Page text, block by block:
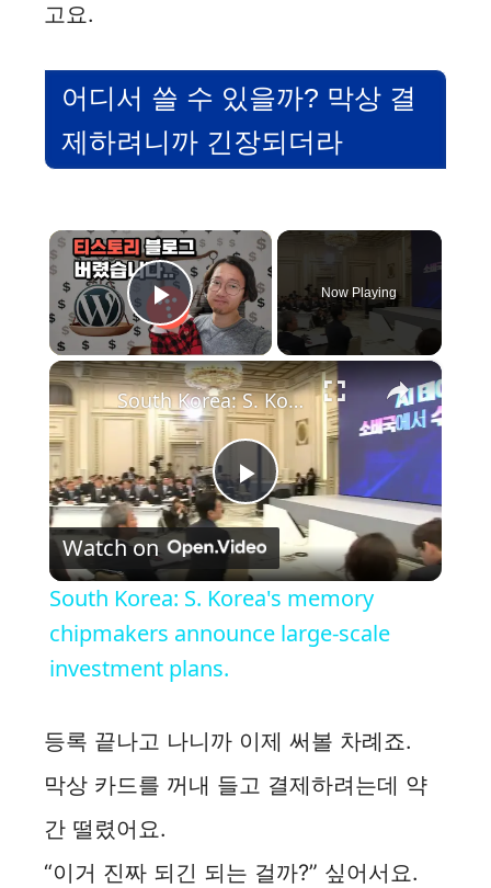
고요.
어디서 쓸 수 있을까? 막상 결
제하려니까 긴장되더라
×
Play Video
Now Playing
×
P
l
a
V
South Korea: S. Korea's memory chipmakers announce large-scale investment plans.
Watch on
South Korea: S. Korea's memory
chipmakers announce large-scale
investment plans.
등록 끝나고 나니까 이제 써볼 차례죠.
막상 카드를 꺼내 들고 결제하려는데 약
간 떨렸어요.
“이거 진짜 되긴 되는 걸까?” 싶어서요.